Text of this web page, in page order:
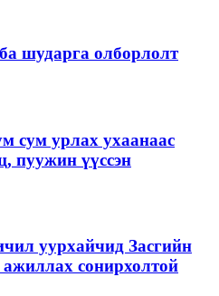
шударга олборлолт
сум урлах ухаанаас
пуужин үүссэн
уурхайчид Засгийн
сонирхолтой